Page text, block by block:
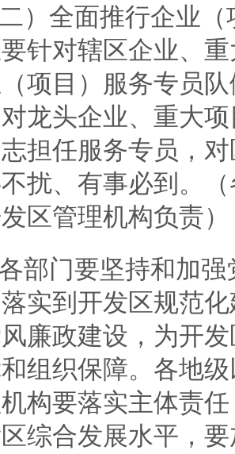
二）全面推行企业
针对辖区企业、
项目）服务专员
龙头企业、重大
担任服务专员，
扰、有事必到。
区管理机构负责）
部门要坚持和加
实到开发区规范
廉政建设，为开
组织保障。各地
构要落实主体责
综合发展水平，